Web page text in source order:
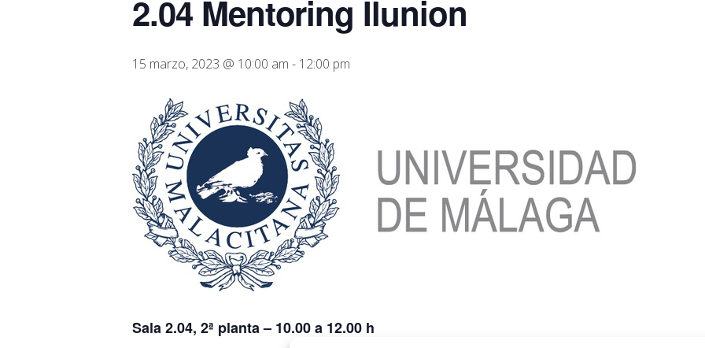
2.04 Mentoring Ilunion
15 marzo, 2023 @ 10:00 am - 12:00 pm
Sala 2.04, 2ª planta – 10.00 a 12.00 h